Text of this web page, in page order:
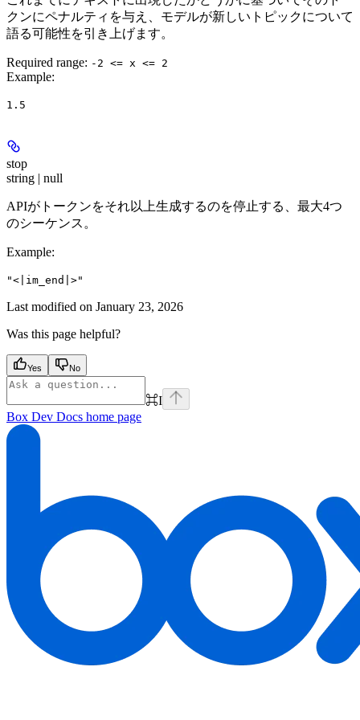
クンにペナルティを与え、モデルが新しいトピックについて
語る可能性を引き上げます。
Required range: -2 <= x <= 2
Example:
1.5
stop
string | null
APIがトークンをそれ以上生成するのを停止する、最大4つ
のシーケンス。
Example:
"<|im_end|>"
Last modified on January 23, 2026
Was this page helpful?
Yes No
⌘I
Box Dev Docs home page